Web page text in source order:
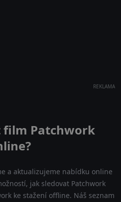
REKLAMA
film Patchwork
a aktualizujeme nabídku online
jak sledovat Patchwork
ke stažení offline. Náš seznam